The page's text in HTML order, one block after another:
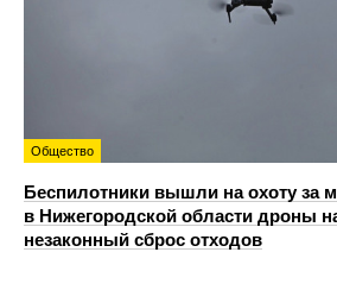
Общество
Беспилотники вышли на охоту за
в Нижегородской области дроны
незаконный сброс отходов